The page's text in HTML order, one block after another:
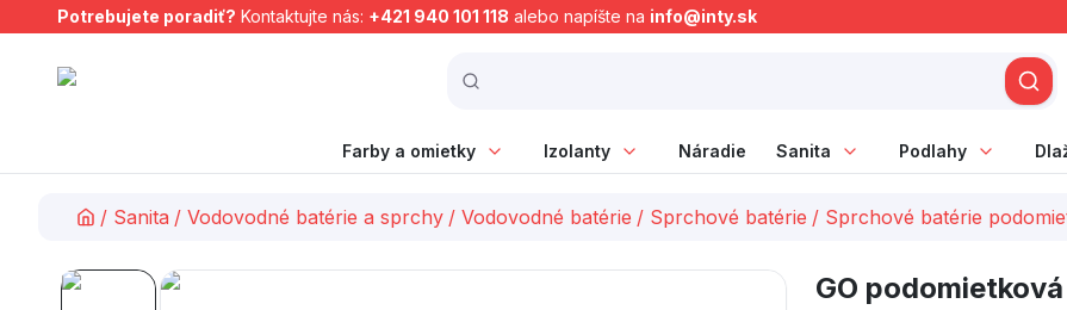
Potrebujete poradiť? Kontaktujte nás: +421 940 101 118 alebo napíšte na info@inty.sk
Farby a omietky Izolanty Náradie Sanita Podlahy
/ Sanita / Vodovodné batérie a sprchy / Vodovodné batérie / Sprchové batérie / Sprchové batérie
GO